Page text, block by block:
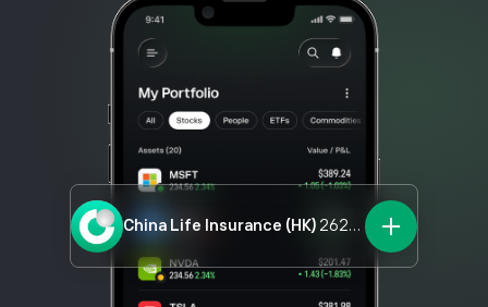
China Life Insurance (HK) 2628.HK